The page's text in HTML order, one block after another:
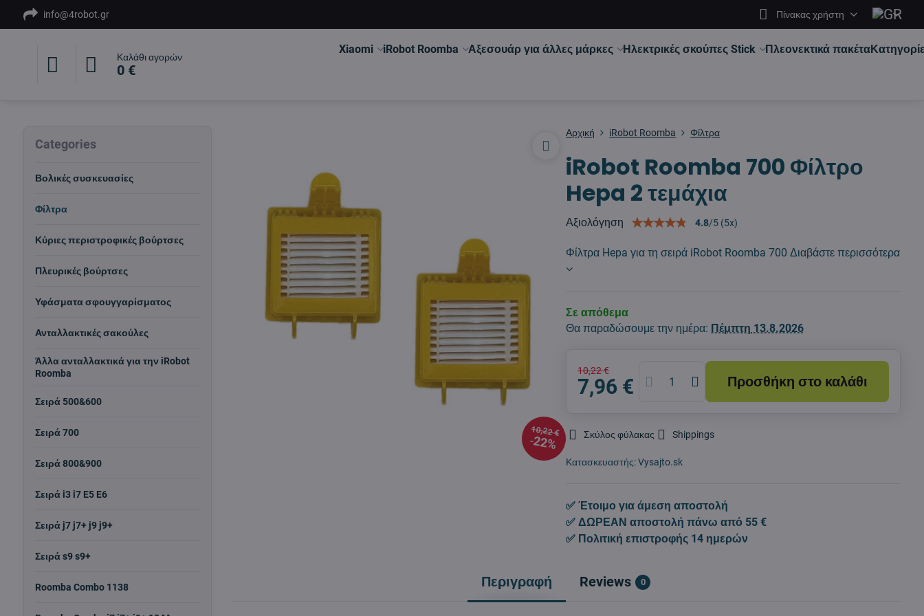
info@4robot.gr Πίνακας χρήστη
Καλάθι αγορών
0 €
Xiaomi iRobot Roomba Αξεσουάρ για άλλες μάρκες Ηλεκτρικές σκούπες Stick Πλεονεκτικά πακέτα
10,22 €
22%
Αρχική iRobot Roomba Φίλτρα
iRobot Roomba 700 Φίλτρο
Hepa 2 τεμάχια
Αξιολόγηση 4.8/5 (5x)
Φίλτρα Hepa για τη σειρά iRobot Roomba 700Διαβάστε περισσότερα
Σε απόθεμα
Θα παραδώσουμε την ημέρα: Πέμπτη 13.8.2026
10,22 €
7,96 € Προσθήκη στο καλάθι
Σκύλος φύλακας Shippings
Κατασκευαστής:Vysajto.sk
✅ Έτοιμο για άμεση αποστολή
✅ ΔΩΡΕΑΝ αποστολή πάνω από 55 €
✅ Πολιτική επιστροφής 14 ημερών
Περιγραφή Reviews 0
Categories
Βολικές συσκευασίες
Φίλτρα
Κύριες περιστροφικές βούρτσες
Πλευρικές βούρτσες
Υφάσματα σφουγγαρίσματος
Ανταλλακτικές σακούλες
Άλλα ανταλλακτικά για την iRobot
Roomba
Σειρά 500&600
Σειρά 700
Σειρά 800&900
Σειρά i3 i7 E5 E6
Σειρά j7 j7+ j9 j9+
Σειρά s9 s9+
Roomba Combo 1138